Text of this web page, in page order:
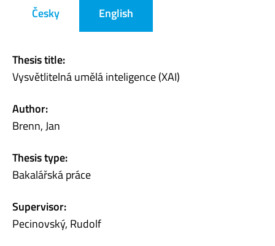
Česky English
Thesis title:
Vysvětlitelná umělá inteligence (XAI)
Author:
Brenn, Jan
Thesis type:
Bakalářská práce
Supervisor:
Pecinovský, Rudolf